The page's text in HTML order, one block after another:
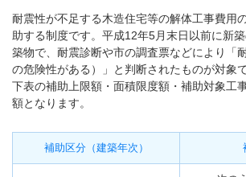
耐震性が不足する木造住宅等の解体工事費用
助する制度です。平成12年5月末日以前に新
築物で、耐震診断や市の調査票などにより「
の危険性がある）」と判断されたものが対象
下表の補助上限額・面積限度額・補助対象工
額となります。
補助区分（建築年次）